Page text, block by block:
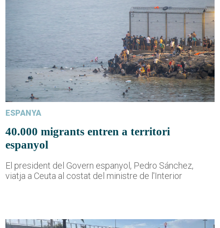
ESPANYA
40.000 migrants entren a territori
espanyol
El president del Govern espanyol, Pedro Sánchez,
viatja a Ceuta al costat del ministre de l'Interior